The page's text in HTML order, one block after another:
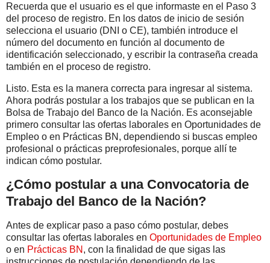
Recuerda que el usuario es el que informaste en el Paso 3
del proceso de registro. En los datos de inicio de sesión
selecciona el usuario (DNI o CE), también introduce el
número del documento en función al documento de
identificación seleccionado, y escribir la contraseña creada
también en el proceso de registro.
Listo. Esta es la manera correcta para ingresar al sistema.
Ahora podrás postular a los trabajos que se publican en la
Bolsa de Trabajo del Banco de la Nación. Es aconsejable
primero consultar las ofertas laborales en Oportunidades de
Empleo o en Prácticas BN, dependiendo si buscas empleo
profesional o prácticas preprofesionales, porque allí te
indican cómo postular.
¿Cómo postular a una Convocatoria de
Trabajo del Banco de la Nación?
Antes de explicar paso a paso cómo postular, debes
consultar las ofertas laborales en Oportunidades de Empleo
o en Prácticas BN , con la finalidad de que sigas las